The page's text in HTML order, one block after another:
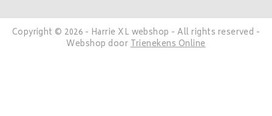
Copyright © 2026 - Harrie XL webshop - All rights reserved -
Webshop doorTrienekens Online